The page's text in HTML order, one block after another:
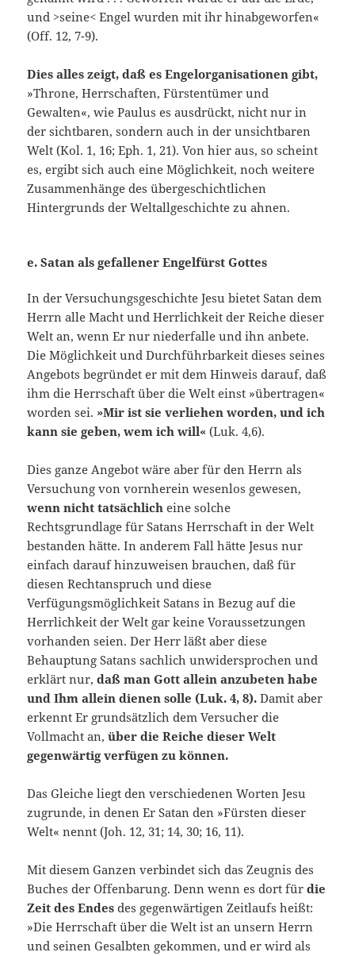
und >seine< Engel wurden mit ihr hinabgeworfen«
(Off. 12, 7-9).
Dies alles zeigt, daß es Engelorganisationen gibt,
»Throne, Herrschaften, Fürstentümer und
Gewalten«, wie Paulus es ausdrückt, nicht nur in
der sichtbaren, sondern auch in der unsichtbaren
Welt (Kol. 1, 16; Eph. 1, 21). Von hier aus, so scheint
es, ergibt sich auch eine Möglichkeit, noch weitere
Zusammenhänge des übergeschichtlichen
Hintergrunds der Weltallgeschichte zu ahnen.
e. Satan als gefallener Engelfürst Gottes
In der Versuchungsge­schichte Jesu bietet Satan dem
Herrn alle Macht und Herrlichkeit der Reiche dieser
Welt an, wenn Er nur niederfalle und ihn anbete.
Die Möglichkeit und Durchführbarkeit dieses seines
Angebots begründet er mit dem Hinweis darauf, daß
ihm die Herrschaft über die Welt einst »übertragen«
worden sei. »Mir ist sie verliehen worden, und ich
kann sie geben, wem ich will« (Luk. 4,6).
Dies ganze Angebot wäre aber für den Herrn als
Versuchung von vornherein wesenlos gewesen,
wenn nicht tatsächlich eine solche
Rechtsgrundlage für Satans Herrschaft in der Welt
bestanden hätte. In anderem Fall hätte Jesus nur
einfach darauf hinzuweisen brauchen, daß für
diesen Rechtanspruch und diese
Verfügungsmöglichkeit Sa­tans in Bezug auf die
Herrlichkeit der Welt gar keine Voraussetzun­gen
vorhanden seien. Der Herr läßt aber diese
Behauptung Satans sachlich unwidersprochen und
erklärt nur,daß man Gott allein an­zubeten habe
und Ihm allein dienen solle (Luk. 4, 8). Damit aber
er­kennt Er grundsätzlich dem Versucher die
Vollmacht an,über die Reiche dieser Welt
gegenwärtig verfügen zu können.
Das Gleiche liegt den verschiedenen Worten Jesu
zugrunde, in de­nen Er Satan den »Fürsten dieser
Welt« nennt (Joh. 12, 31; 14, 30; 16, 11).
Mit diesem Ganzen verbindet sich das Zeugnis des
Buches der Offenbarung. Denn wenn es dort fürdie
Zeit des Endes des gegen­wärtigen Zeitlaufs heißt:
»Die Herrschaft über die Welt ist an unsern Herrn
und seinen Gesalbten gekommen, und er wird als